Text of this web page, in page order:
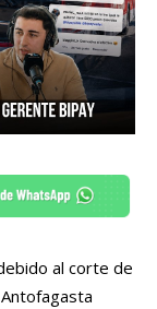
al corte de